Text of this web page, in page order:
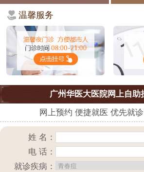
温馨服务
广州华医大医院网上自助
网上预约 便捷就医 优先就
姓 名：
电 话：
就诊疾病：